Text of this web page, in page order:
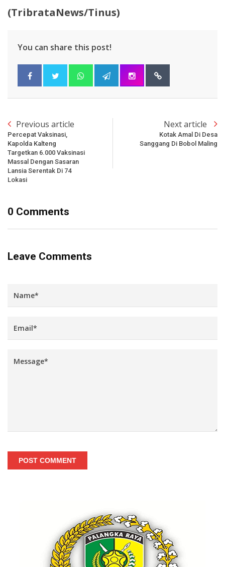
(TribrataNews/Tinus)
You can share this post!
Previous article
Percepat Vaksinasi,
Kapolda Kalteng
Targetkan 6.000 Vaksinasi
Massal Dengan Sasaran
Lansia Serentak Di 74
Lokasi
Next article
Kotak Amal Di Desa
Sanggang Di Bobol Maling
0 Comments
Leave Comments
POST COMMENT